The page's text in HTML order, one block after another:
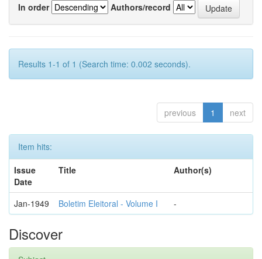
In order
Authors/record
Results 1-1 of 1 (Search time: 0.002 seconds).
previous 1 next
Item hits:
Issue
Date
Title Author(s)
Jan-1949 Boletim Eleitoral - Volume I -
Discover